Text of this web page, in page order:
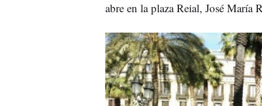
abre en la plazaReial, José María